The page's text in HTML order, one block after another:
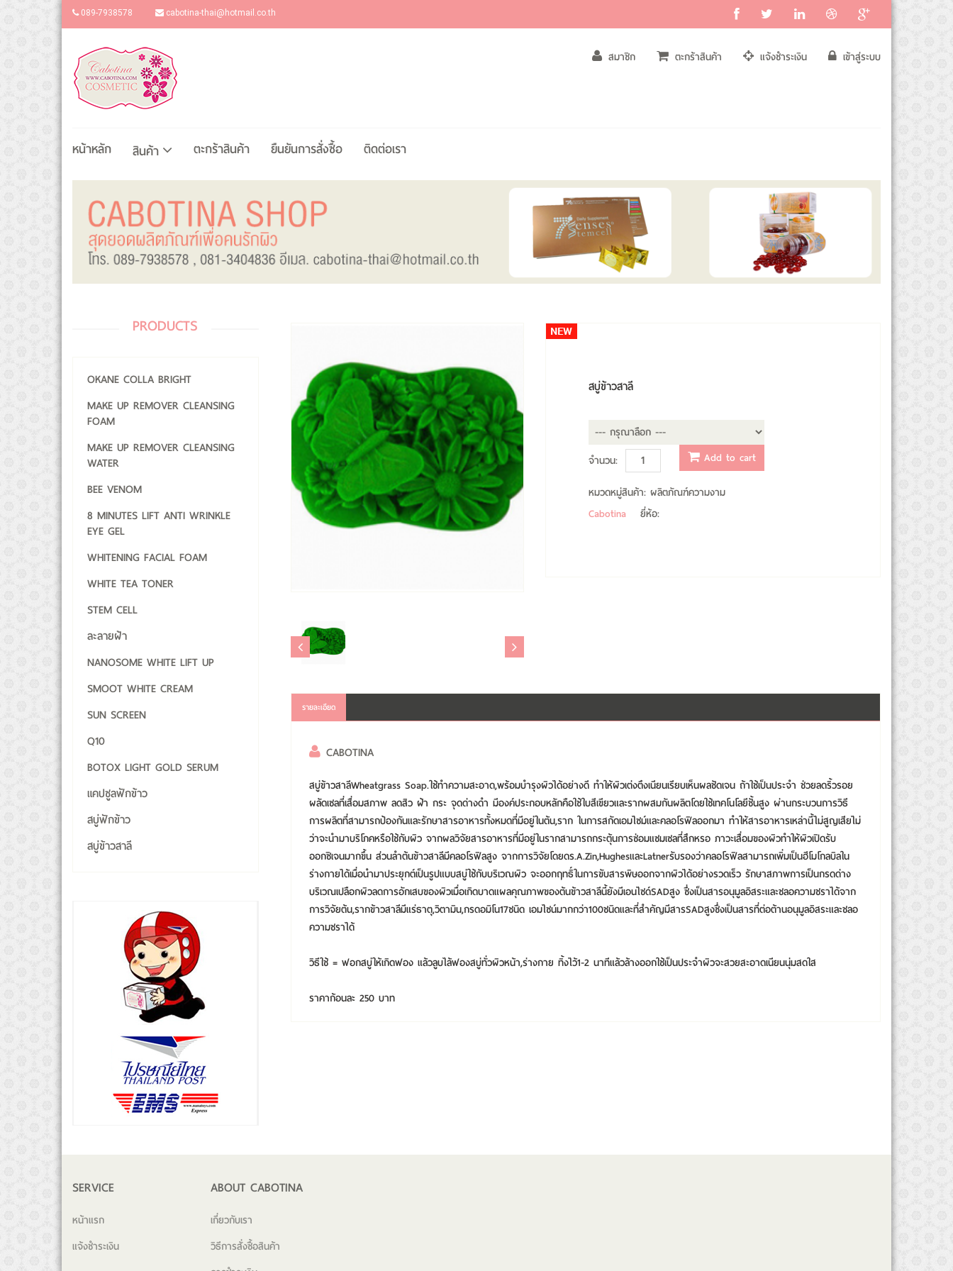
089-7938578 cabotina-thai@hotmail.co.th
สมาชิก ตะกร้าสินค้า แจ้งชำระเงิน เข้าสู่ระบบ
หน้าหลัก สินค้า ตะกร้าสินค้า ยืนยันการสั่งซื้อ ติดต่อเรา
PRODUCTS
OKANE COLLA BRIGHT
MAKE UP REMOVER CLEANSING
FOAM
MAKE UP REMOVER CLEANSING
WATER
BEE VENOM
8 MINUTES LIFT ANTI WRINKLE
EYE GEL
WHITENING FACIAL FOAM
WHITE TEA TONER
STEM CELL
ละลายฝ้า
NANOSOME WHITE LIFT UP
SMOOT WHITE CREAM
SUN SCREEN
Q10
BOTOX LIGHT GOLD SERUM
แคปซูลฟักข้าว
สบู่ฟักข้าว
สบู่ข้าวสาลี
สบู่ข้าวสาลี
จำนวน: Add to cart
หมวดหมู่สินค้า:ผลิตภัณฑ์ความงาม
ยี่ห้อ:
Cabotina
รายละเอียด
CABOTINA
สบู่ข้าวสาลีWheatgrass Soap.ใช้ทำความสะอาด,พร้อมบำรุงผิวได้อย่างดี ทำให้ผิวเต่งตึงเนียนเรียบเห็นผลชัดเจน ถ้าใช้เป็นประจำ ช่วยลดริ้วรอย
ผลัดเซลที่เสื่อมสภาพ ลดสิว ฝ้า กระ จุดด่างดำ มีองค์ประกอบหลักคือใช้ใบสีเขียวและรากผสมกันผลิตโดยใช้เทคโนโลยีชั้นสูง ผ่านกระบวนการวิธี
การผลิตที่สามารถป้องกันและรักษาสารอาหารทั้งหมดที่มีอยู่ในต้น,ราก ในการสกัดเอมไซม์และคลอโรฟิลออกมา ทำให้สารอาหารเหล่านี้ไม่สูญเสียไม่
ว่าจะนำมาบริโภคหรือใช้กับผิว จากผลวิจัยสารอาหารที่มีอยู่ในรากสามารถกระตุ้นการซ่อมแซมเซลที่สึกหรอ ภาวะเสื่อมของผิวทำให้ผิวเปิดรับ
ออกซิเจนมากขึ้น ส่วนลำต้นข้าวสาลีมีคลอโรฟิลสูง จากการวิจัยโดยดร.A.Zin,HughesและLatnerรับรองว่าคลอโรฟิลสามารถเพิ่มเป็นฮีโมโกลบิลใน
ร่างกายได้เมื่อนำมาประยุกต์เป็นรูปแบบสบู่ใช้กับบริเวณผิว จะออกฤทธิ์ในการขับสารพิษออกจากผิวได้อย่างรวดเร็ว รักษาสภาพการเป็นกรดด่าง
บริเวณเปลือกผิวลดการอักเสบของผิวเมื่อเกิดบาดแผลคุณภาพของต้นข้าวสาลีนี้ยังมีเอนไซด์SADสูง ซึ่งเป็นสารอนุมูลอิสระและชลอความชราได้จาก
การวิจัยต้น,รากข้าวสาลีมีแร่ธาตุ,วิตามิน,กรดอมิโน17ชนิด เอมไซน์มากกว่า100ชนิดและที่สำคัญมีสารSADสูงซึ่งเป็นสารที่ต่อต้านอนุมูลอิสระและชลอ
ความชราได้
วิธีใช้ = ฟอกสบู่ให้เกิดฟอง แล้วลูบไล้ฟองสบู่ทั่วผิวหน้า,ร่างกาย ทิ้งไว้1-2 นาทีแล้วล้างออกใช้เป็นประจำผิวจะสวยสะอาดเนียนนุ่มสดใส
ราคาก้อนละ 250 บาท
SERVICE
หน้าแรก
แจ้งชำระเงิน
ABOUT CABOTINA
เกี่ยวกับเรา
วิธีการสั่งซื้อสินค้า